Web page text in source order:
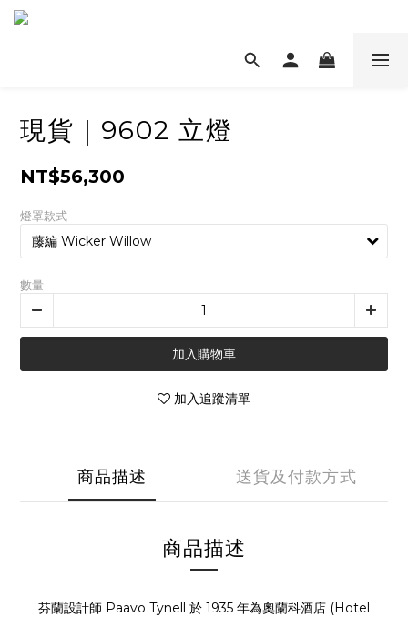
現貨｜9602 立燈
NT$56,300
燈罩款式
數量
加入購物車
加入追蹤清單
商品描述 送貨及付款方式
商品描述
芬蘭設計師 Paavo Tynell 於 1935 年為奧蘭科酒店 (Hotel